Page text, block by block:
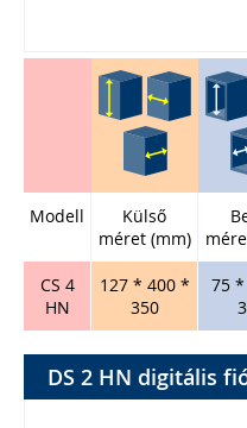
Modell
Külső
méret (mm)
CS 4
HN
127 * 400 *
350
75
DS 2 HN digitális